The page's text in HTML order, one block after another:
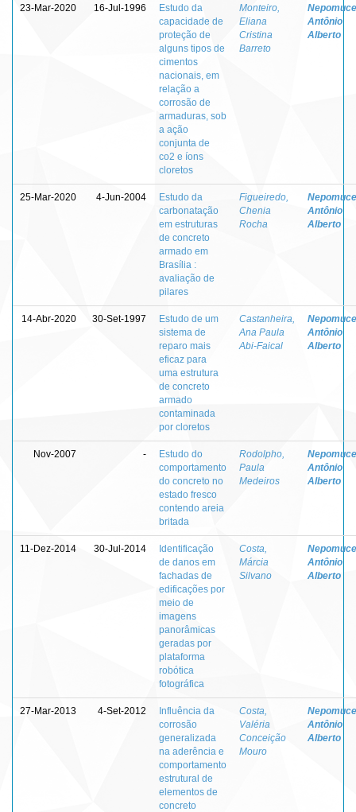
23-Mar-2020 16-Jul-1996
Estudo da
capacidade de
proteção de
alguns tipos de
cimentos
nacionais, em
relação a
corrosão de
armaduras, sob
a ação
conjunta de
co2 e íons
cloretos
Monteiro,
Eliana
Cristina
Barreto
Antônio
Alberto
25-Mar-2020 4-Jun-2004
Estudo da
carbonatação
em estruturas
de concreto
armado em
Brasília :
avaliação de
pilares
Figueiredo,
Chenia
Rocha
Antônio
Alberto
14-Abr-2020 30-Set-1997
Estudo de um
sistema de
reparo mais
eficaz para
uma estrutura
de concreto
armado
contaminada
por cloretos
Castanheira,
Ana Paula
Abi-Faical
Antônio
Alberto
Nov-2007 -
Estudo do
comportamento
do concreto no
estado fresco
contendo areia
britada
Rodolpho,
Paula
Medeiros
Antônio
Alberto
11-Dez-2014 30-Jul-2014
Identificação
de danos em
fachadas de
edificações por
meio de
imagens
panorâmicas
geradas por
plataforma
robótica
fotográfica
Costa,
Márcia
Silvano
Antônio
Alberto
27-Mar-2013 4-Set-2012
Influência da
corrosão
generalizada
na aderência e
comportamento
estrutural de
elementos de
concreto
Costa,
Valéria
Conceição
Mouro
Antônio
Alberto